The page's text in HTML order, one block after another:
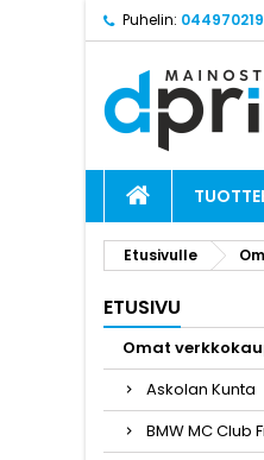
Puhelin:
Etusivulle
ETUSIVU
Omat
Askolan Kunta
BMW MC Club